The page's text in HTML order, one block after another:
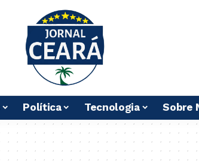
Política Tecnologia Sobre